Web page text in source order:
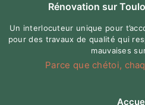
Rénovation sur
Un interlocuteur unique pour
pour des travaux de qualité qui
mauvaises
Parce que chétoi,